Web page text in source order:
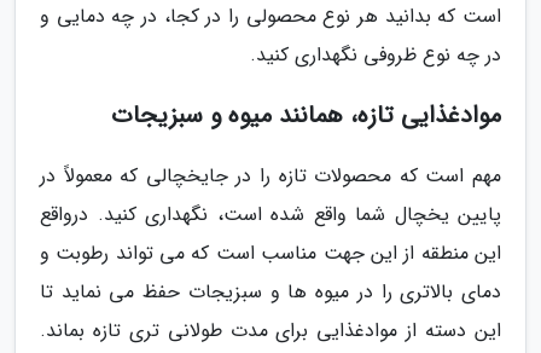
است که بدانید هر نوع محصولی را در کجا، در چه دمایی و
در چه نوع ظروفی نگهداری کنید.
موادغذایی تازه، همانند میوه و سبزیجات
مهم است که محصولات تازه را در جایخچالی که معمولاً در
پایین یخچال شما واقع شده است، نگهداری کنید. درواقع
این منطقه از این جهت مناسب است که می تواند رطوبت و
دمای بالاتری را در میوه ها و سبزیجات حفظ می نماید تا
این دسته از موادغذایی برای مدت طولانی تری تازه بماند.